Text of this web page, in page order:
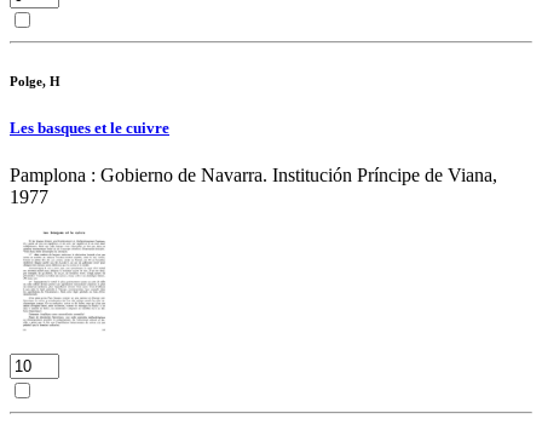
Polge, H
Les basques et le cuivre
Pamplona : Gobierno de Navarra. Institución Príncipe de Viana,
1977